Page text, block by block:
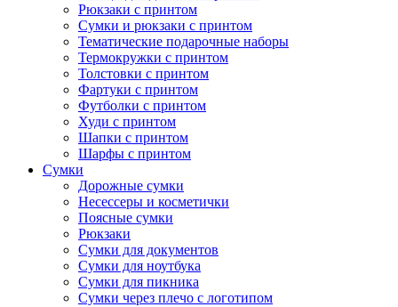
Рюкзаки с принтом
Сумки и рюкзаки с принтом
Тематические подарочные наборы
Термокружки с принтом
Толстовки с принтом
Фартуки с принтом
Футболки с принтом
Худи с принтом
Шапки с принтом
Шарфы с принтом
Сумки
Дорожные сумки
Несессеры и косметички
Поясные сумки
Рюкзаки
Сумки для документов
Сумки для ноутбука
Сумки для пикника
Сумки через плечо с логотипом